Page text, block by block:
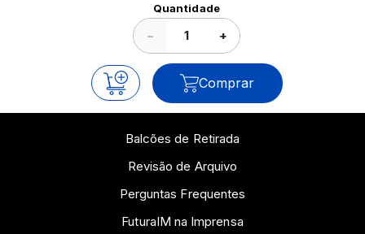
Quantidade
− +
Comprar
Balcões de Retirada
Revisão de Arquivo
Perguntas Frequentes
FuturaIM na Imprensa